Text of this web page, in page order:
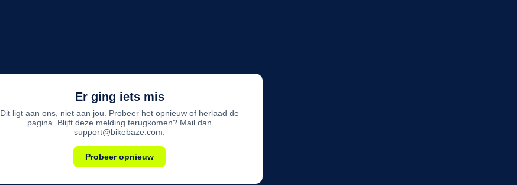
Er ging iets mis
Dit ligt aan ons, niet aan jou. Probeer het opnieuw of herlaad de
pagina. Blijft deze melding terugkomen? Mail dan
support@bikebaze.com.
Probeer opnieuw